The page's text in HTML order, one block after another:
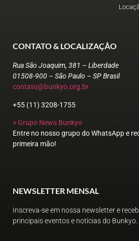
CONTATO & LOCALIZAÇÃO
Rua São Joaquim, 381 – Liberdade
01508-900 – São Paulo – SP Brasil
contato@bunkyo.org.br
+55 (11) 3208-1755
> Grupo News Bunkyo
Entre no nosso grupo do WhatsApp e
primeira mão!
NEWSLETTER MENSAL
Inscreva-se em nossa newsletter e
principais eventos e notícias do Bunkyo.